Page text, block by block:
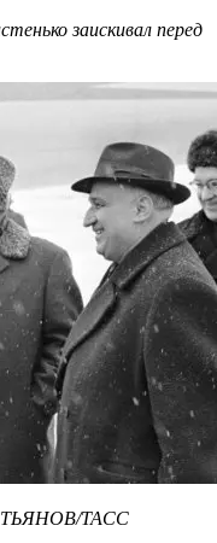
заискивал перед
ТАСС